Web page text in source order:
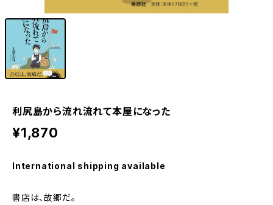
利尻島から流れ流れて本屋になった
¥1,870
International shipping available
書店は、故郷だ。